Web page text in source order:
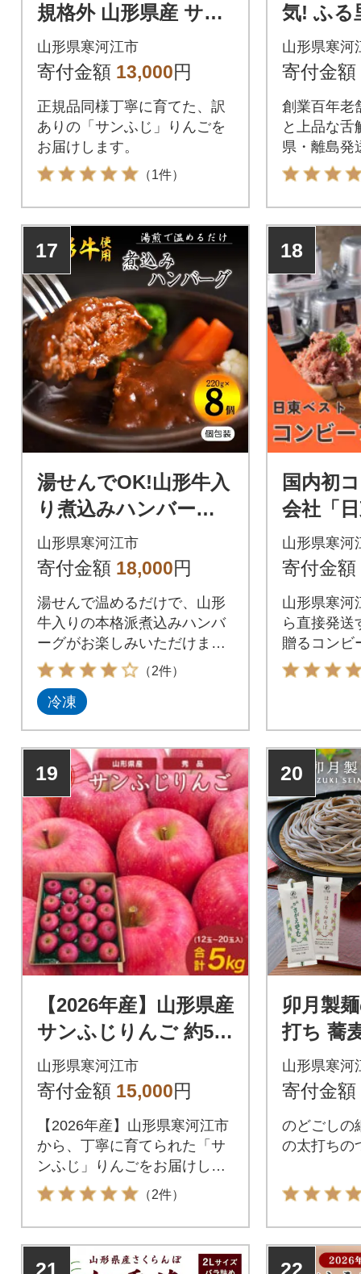
規格外 山形県産 サン
ふじ りんご 5kg (10
～20玉入)
山形県寒河江市
寄付金額 13,000円
正規品同様丁寧に育てた、訳
ありの「サンふじ」りんごを
お届けします。
（1件）
気! ふる
寺 40人
-F43
山形県寒河
寄付金額
創業百年老
と上品な
県・離島発
17
湯せんでOK!山形牛入
り煮込みハンバーグ(2
20g×8個) 015-D06
山形県寒河江市
寄付金額 18,000円
湯せんで温めるだけで、山形
牛入りの本格派煮込みハンバ
ーグがお楽しみいただけま
す。◎沖縄県・離島発送可
（2件）
冷凍
18
国内初
会社「
コンビ
山形県寒河
寄付金額
山形県寒河
ら直接発送
贈るコンビ
期保存 備
19
【2026年産】山形県産
サンふじりんご 約5k
g (12～20玉入り)
山形県寒河江市
寄付金額 15,000円
【2026年産】山形県寒河江市
から、丁寧に育てられた「サ
ンふじ」りんごをお届けしま
す。
（2件）
20
卯月製
打ち 蕎
Aセッ
6
山形県寒河
寄付金額
のどごしの
の太打ちの
21 22